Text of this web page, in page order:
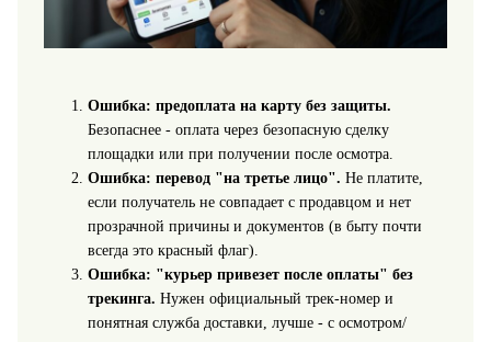
Ошибка: предоплата на карту без защиты.
Безопаснее - оплата через безопасную сделку
площадки или при получении после осмотра.
Ошибка: перевод "на третье лицо". Не платите,
если получатель не совпадает с продавцом и нет
прозрачной причины и документов (в быту почти
всегда это красный флаг).
Ошибка: "курьер привезет после оплаты" без
трекинга. Нужен официальный трек-номер и
понятная служба доставки, лучше - с осмотром/